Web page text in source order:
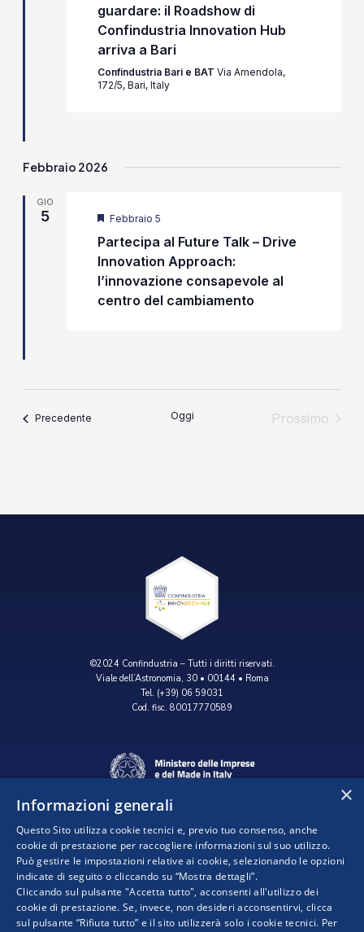
guardare: il Roadshow di
Confindustria Innovation Hub
arriva a Bari
Confindustria Bari e BAT Via Amendola,
172/5, Bari, Italy
Febbraio 2026
GIO
5 Segnalati
Febbraio 5
Partecipa al Future Talk – Drive
Innovation Approach:
l’innovazione consapevole al
centro del cambiamento
Precedente Oggi
Prossimo
©2024 Confindustria – Tutti i diritti riservati.
Viale dell’Astronomia, 30 • 00144 • Roma
Tel. (+39) 06 59031
Cod. fisc. 80017770589
Progetto realizzato da:
×
Informazioni generali
Questo Sito utilizza cookie tecnici e, previo tuo consenso, anche
cookie di prestazione per raccogliere informazioni sul suo utilizzo.
Può gestire le impostazioni relative ai cookie, selezionando le opzioni
indicate di seguito o cliccando su “Mostra dettagli”.
Cliccando sul pulsante "Accetta tutto", acconsenti all'utilizzo dei
cookie di prestazione. Se, invece, non desideri acconsentirvi, clicca
sul pulsante “Rifiuta tutto” e il sito utilizzerà solo i cookie tecnici. Per